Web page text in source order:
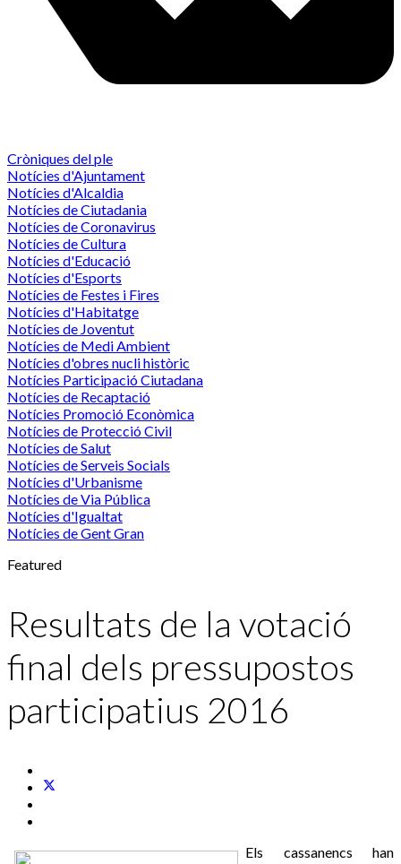
Cròniques del ple
Notícies d'Ajuntament
Notícies d'Alcaldia
Notícies de Ciutadania
Notícies de Coronavirus
Notícies de Cultura
Notícies d'Educació
Notícies d'Esports
Notícies de Festes i Fires
Notícies d'Habitatge
Notícies de Joventut
Notícies de Medi Ambient
Notícies d'obres nucli històric
Notícies Participació Ciutadana
Notícies de Recaptació
Notícies Promoció Econòmica
Notícies de Protecció Civil
Notícies de Salut
Notícies de Serveis Socials
Notícies d'Urbanisme
Notícies de Via Pública
Notícies d'Igualtat
Notícies de Gent Gran
Featured
Resultats de la votació
final dels pressupostos
participatius 2016
Els cassanencs han